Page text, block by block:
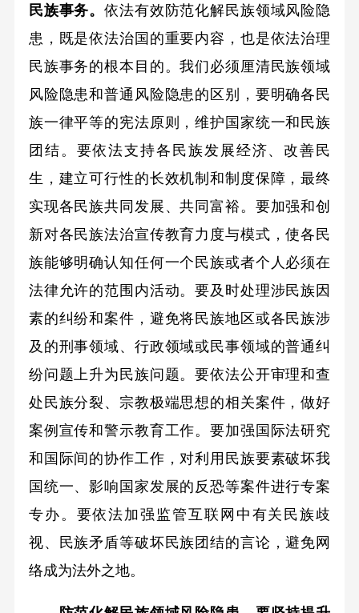
民族事务。依法有效防范化解民族领域风险隐
患，既是依法治国的重要内容，也是依法治理
民族事务的根本目的。我们必须厘清民族领域
风险隐患和普通风险隐患的区别，要明确各民
族一律平等的宪法原则，维护国家统一和民族
团结。要依法支持各民族发展经济、改善民
生，建立可行性的长效机制和制度保障，最终
实现各民族共同发展、共同富裕。要加强和创
新对各民族法治宣传教育力度与模式，使各民
族能够明确认知任何一个民族或者个人必须在
法律允许的范围内活动。要及时处理涉民族因
素的纠纷和案件，避免将民族地区或各民族涉
及的刑事领域、行政领域或民事领域的普通纠
纷问题上升为民族问题。要依法公开审理和查
处民族分裂、宗教极端思想的相关案件，做好
案例宣传和警示教育工作。要加强国际法研究
和国际间的协作工作，对利用民族要素破坏我
国统一、影响国家发展的反恐等案件进行专案
专办。要依法加强监管互联网中有关民族歧
视、民族矛盾等破坏民族团结的言论，避免网
络成为法外之地。